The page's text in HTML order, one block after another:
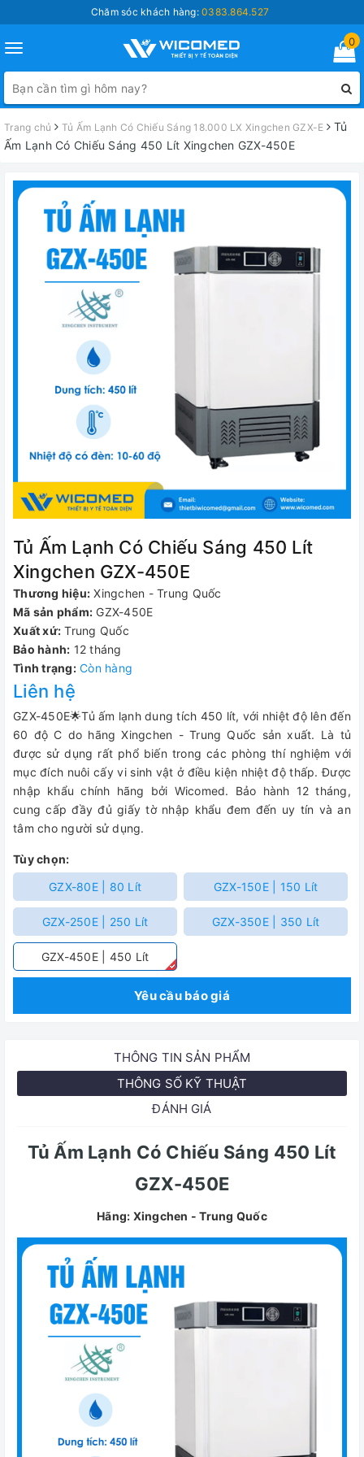
Chăm sóc khách hàng:0383.864.527
Toggle
navigation
0
Trang chủ Tủ Ấm Lạnh Có Chiếu Sáng 18.000 LX Xingchen GZX-E
Tủ
Ấm Lạnh Có Chiếu Sáng 450 Lít Xingchen GZX-450E
Tủ Ấm Lạnh Có Chiếu Sáng 450 Lít
Xingchen GZX-450E
Thương hiệu: Xingchen - Trung Quốc
Mã sản phẩm: GZX-450E
Xuất xứ: Trung Quốc
Bảo hành: 12 tháng
Tình trạng: Còn hàng
Liên hệ
GZX-450E🌟Tủ ấm lạnh dung tích 450 lít, với nhiệt độ lên đến
60 độ C do hãng Xingchen - Trung Quốc sản xuất. Là tủ
được sử dụng rất phổ biến trong các phòng thí nghiệm với
mục đích nuôi cấy vi sinh vật ở điều kiện nhiệt độ thấp. Được
nhập khẩu chính hãng bởi Wicomed. Bảo hành 12 tháng,
cung cấp đầy đủ giấy tờ nhập khẩu đem đến uy tín và an
tâm cho người sử dụng.
Tùy chọn:
GZX-80E | 80 Lít
GZX-150E | 150 Lít
GZX-250E | 250 Lít GZX-350E | 350 Lít
GZX-450E | 450 Lít
Yêu cầu báo giá
THÔNG TIN SẢN PHẨM
THÔNG SỐ KỸ THUẬT
ĐÁNH GIÁ
Tủ Ấm Lạnh Có Chiếu Sáng 450 Lít
GZX-450E
Hãng: Xingchen - Trung Quốc